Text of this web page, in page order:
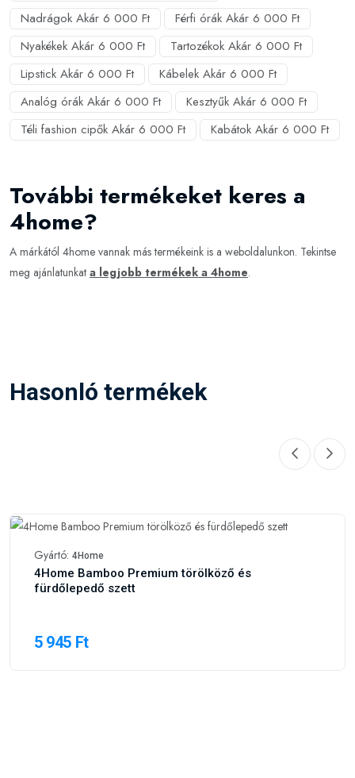
Nadrágok Akár 6 000 Ft
Férfi órák Akár 6 000 Ft
Nyakékek Akár 6 000 Ft
Tartozékok Akár 6 000 Ft
Lipstick Akár 6 000 Ft
Kábelek Akár 6 000 Ft
Analóg órák Akár 6 000 Ft
Kesztyűk Akár 6 000 Ft
Téli fashion cipők Akár 6 000 Ft
Kabátok Akár 6 000 Ft
További termékeket keres a
4home?
A márkától 4home vannak más termékeink is a weboldalunkon. Tekintse
meg ajánlatunkat a legjobb termékek a 4home.
Hasonló termékek
Gyártó: 4Home
4Home Bamboo Premium törölköző és
fürdőlepedő szett
5 945 Ft